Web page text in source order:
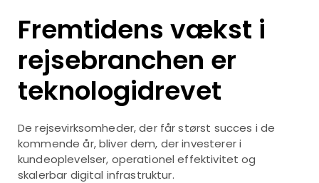
Fremtidens vækst i
rejsebranchen er
teknologidrevet
De rejsevirksomheder, der får størst succes i de
kommende år, bliver dem, der investerer i
kundeoplevelser, operationel effektivitet og
skalerbar digital infrastruktur.